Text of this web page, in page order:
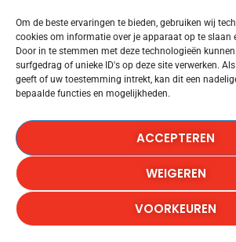
Om de beste ervaringen te bieden, gebruiken wij
cookies om informatie over je apparaat op te slaan
Door in te stemmen met deze technologieën
surfgedrag of unieke ID's op deze site verwerken.
geeft of uw toestemming intrekt, kan dit een
bepaalde functies en mogelijkheden.
ACCEPTEREN
WEIGEREN
VOORKEUREN
Omroep Amersfoort heeft een licentie voor
onder nummer: 53184845.
Omroep Amersfoort heeft een licentie voor
Omroep Amersfoort heeft een licentie voor het
Copyright © 1986-2026, Omroep
Reserved